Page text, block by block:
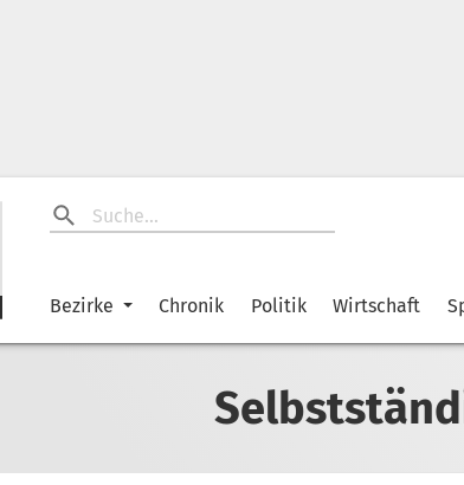
Bezirke Chronik Politik Wirtschaft